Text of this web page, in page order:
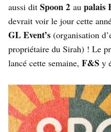
aussi dit Spoon 2 au palais
devrait voir le jour cette
GL Event’s (organisation
propriétaire du Sirah) ! Le
lancé cette semaine, F&S y